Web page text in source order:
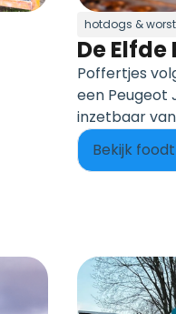
hotdogs & worst
De Elfde
Poffertjes
een Peugeot
inzetbaar
Bekijk